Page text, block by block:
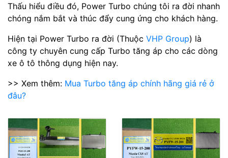
Thấu hiểu điều đó, Power Turbo chúng tôi ra đời nhanh
chóng nắm bắt và thúc đẩy cung ứng cho khách hàng.
Hiện tại Power Turbo ra đời (Thuộc VHP Group) là
công ty chuyên cung cấp Turbo tăng áp cho các dòng
xe ô tô thông dụng hiện nay.
>> Xem thêm: Mua Turbo tăng áp chính hãng giá rẻ ở
đâu?